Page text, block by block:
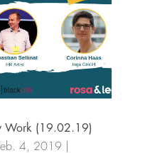
Work (19.02.19)
4, 2019